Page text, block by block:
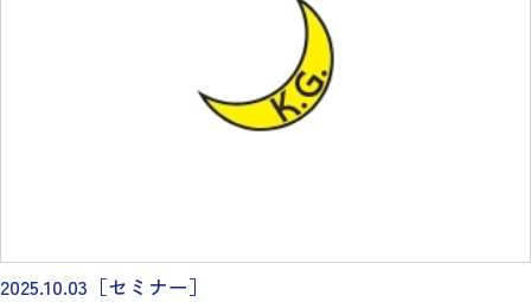
2025.10.03 ［セミナー］